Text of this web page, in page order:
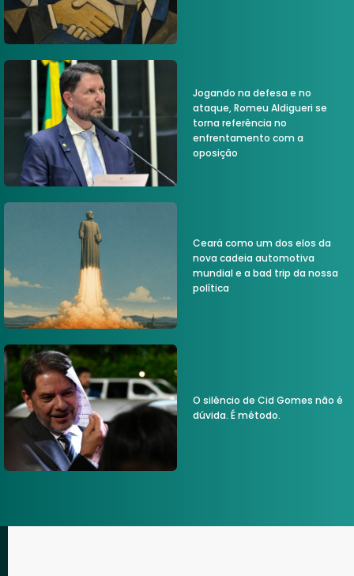
Jogando na defesa e no
ataque, Romeu Aldigueri se
torna referência no
enfrentamento com a
oposição
Ceará como um dos elos da
nova cadeia automotiva
mundial e a bad trip da nossa
política
O silêncio de Cid Gomes não é
dúvida. É método.